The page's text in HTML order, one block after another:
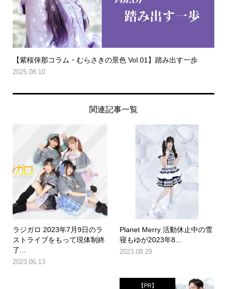
【紫桜倖那コラム・むらさきの景色 Vol.01】踏み出す一歩
2025.08.10
関連記事一覧
ラジガロ 2023年7月9日のラ
ストライブをもって現体制終
了...
2023.06.13
Planet Merry 活動休止中の雪
寝もゆが2023年8...
2023.08.29
【PR】